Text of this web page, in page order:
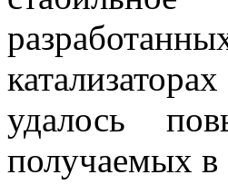
удалось
получаемых